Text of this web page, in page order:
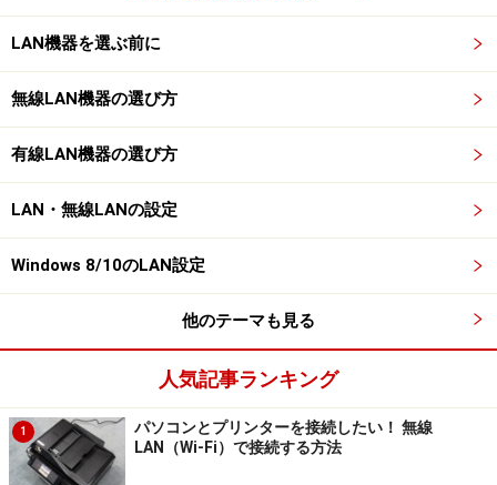
DS-Liteは、次のようにも呼ばれている。
・IPv4 over IPv6
・MAP-E
・デュアルスタックSAM（Stateless Address Mapping)
なお、IPv6/IPoEやDS-Liteを利用するには、それら両方
に対応しているルーターが必要だ。導入の前に手持ちの
ルーターが対応しているかどうかをメーカーに問い合わ
せて欲しい。
IPv6/IPoEとDS-Liteに対応したプロバイダ
下にIPv6/IPoEとDS-Liteに対応したプロバイダを挙げ
LAN機器を選ぶ前に
無線LAN機器の選び方
有線LAN機器の選び方
LAN・無線LANの設定
Windows 8/10のLAN設定
他のテーマも見る
人気記事ランキング
1
パソコンとプリンターを接続したい！ 無線
LAN（Wi-Fi）で接続する方法